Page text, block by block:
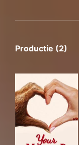
Productie (2)